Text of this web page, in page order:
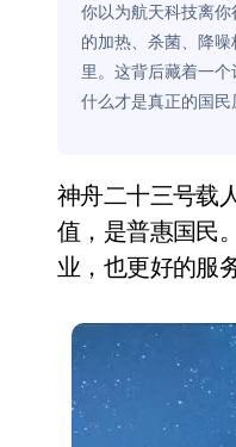
你以为航天科技离
的加热、杀菌、降
里。这背后藏着一
什么才是真正的国民
神舟二十三号载人飞船即将发射，九阳太空厨房将陪伴守护航天员的一日三餐。而科技的最大价
值，是普惠国民
业，也更好的服